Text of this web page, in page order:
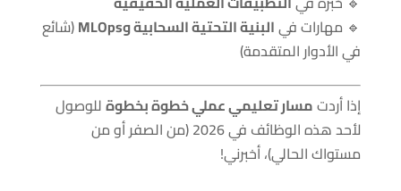
🔹 مهارات فيالبنية التحتية السحابية وMLOps
(شائع
في الأدوار المتقدمة)
إذا أردتمسار تعليمي عملي خطوة بخطوةللوصول
لأحد هذه الوظائف في 2026 (من الصفر أو من
مستواك الحالي)، أخبرني!